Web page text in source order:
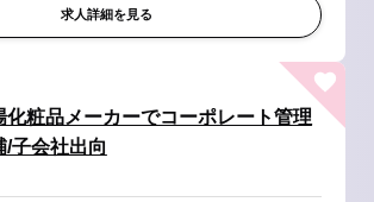
材...
求人詳細を見る
化粧品メーカーでコーポレート管理
/子会社出向